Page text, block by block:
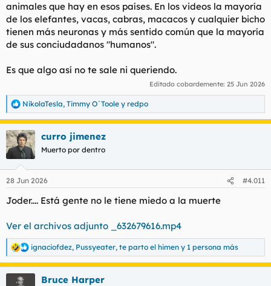
animales que hay en esos países. En los videos la mayoría
de los elefantes, vacas, cabras, macacos y cualquier bicho
tienen más neuronas y más sentido común que la mayoría
de sus conciudadanos "humanos".
Es que algo así no te sale ni queriendo.
Editado cobardemente: 25 Jun 2026
R
e
a
c
c
e
:
NikolaTesla, Timmy O´Toole y redpo
curro jimenez
Muerto por dentro
28 Jun 2026 #4.011
Joder.... Está gente no le tiene miedo a la muerte
Ver el archivos adjunto _632679616.mp4
R
e
a
ignaciofdez, Pussyeater, te parto el himen y 1 persona más
Bruce Harper